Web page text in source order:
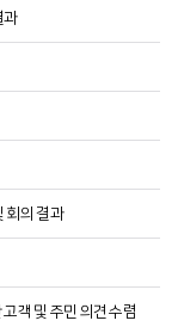
과
회의 결과
객 및 주민 의견 수렴